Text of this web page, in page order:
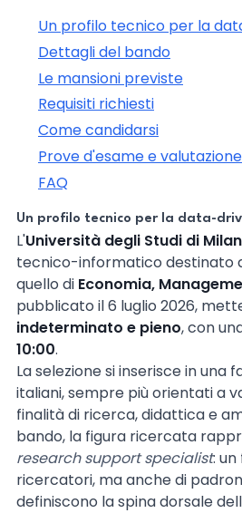
Un profilo tecnico per la
Dettagli del bando
Le mansioni previste
Requisiti richiesti
Come candidarsi
Prove d'esame e valutazione
FAQ
Un profilo tecnico per la data-
L'Università degli Studi di
tecnico-informatico destinato
quello di Economia,
pubblicato il 6 luglio 2026,
indeterminato e pieno, con
10:00.
La selezione si inserisce in
italiani, sempre più orientati a
finalità di ricerca, didattica e
bando, la figura ricercata
research support specialist:
ricercatori, ma anche di
definiscono la spina dorsale